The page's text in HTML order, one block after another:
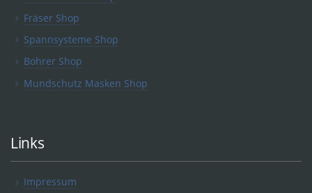
Fräser Shop
Spannsysteme Shop
Bohrer Shop
Mundschutz Masken Shop
Links
Impressum